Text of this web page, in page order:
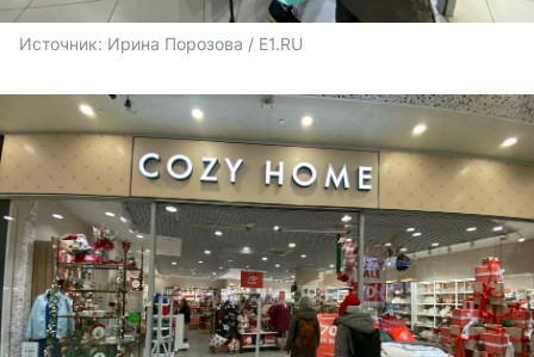
Источник: Ирина Порозова / E1.RU